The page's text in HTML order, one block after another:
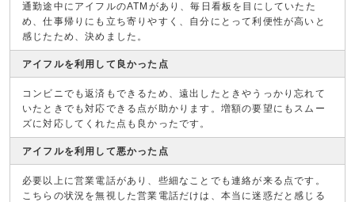
通勤途中にアイフルのATMがあり、毎日看板を目にしていたた
め、仕事帰りにも立ち寄りやすく、自分にとって利便性が高いと
感じたため、決めました。
アイフルを利用して良かった点
コンビニでも返済もできるため、遠出したときやうっかり忘れて
いたときでも対応できる点が助かります。増額の要望にもスムー
ズに対応してくれた点も良かったです。
アイフルを利用して悪かった点
必要以上に営業電話があり、些細なことでも連絡が来る点です。
こちらの状況を無視した営業電話だけは、本当に迷惑だと感じる